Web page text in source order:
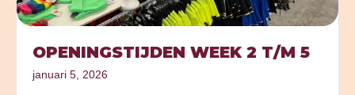
OPENINGSTIJDEN WEEK 2 T/M 5
januari 5, 2026